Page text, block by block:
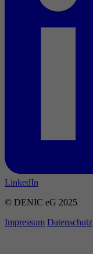
LinkedIn
© DENIC eG 2025
Impressum Datenschutz